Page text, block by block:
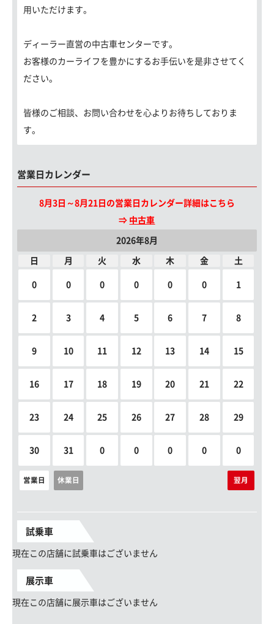
用いただけます。
ディーラー直営の中古車センターです。
お客様のカーライフを豊かにするお手伝いを是非させてく
ださい。
皆様のご相談、お問い合わせを心よりお待ちしておりま
す。
営業日カレンダー
8月3日～8月21日の営業日カレンダー詳細はこちら
⇒ 中古車
2026年8月
日 月 火 水 木 金 土
0 0 0 0 0 0 1
2 3 4 5 6 7 8
9 10 11 12 13 14 15
16 17 18 19 20 21 22
23 24 25 26 27 28 29
30 31 0 0 0 0 0
営業日 休業日 翌月
試乗車
現在この店舗に試乗車はございません
展示車
現在この店舗に展示車はございません